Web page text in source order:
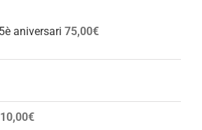
aniversari 75,00€
10,00€